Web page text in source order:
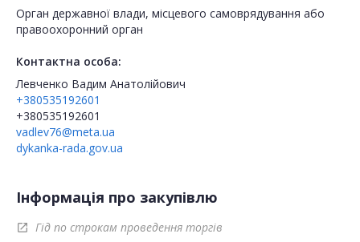
Орган державної влади, місцевого самоврядування або
правоохоронний орган
Контактна особа:
Левченко Вадим Анатолійович
+380535192601
+380535192601
vadlev76@meta.ua
dykanka-rada.gov.ua
Інформація про закупівлю
open_in_new Гід по строкам проведення торгів